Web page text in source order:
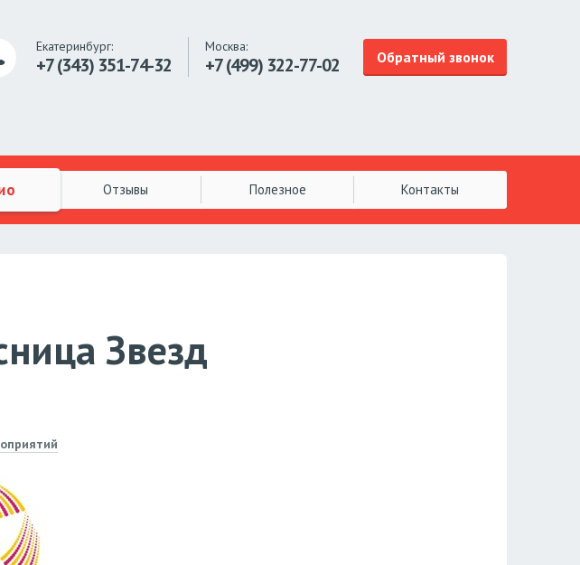
Екатеринбург:
+7 (343) 351-74-32
Москва:
+7 (499) 322-77-02 Обратный звонок
Отзывы Полезное Контакты
Звезд